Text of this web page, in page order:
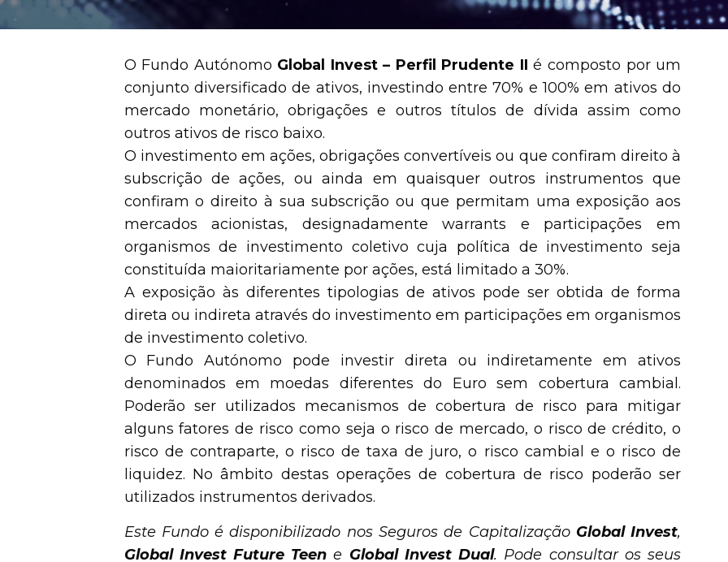
O Fundo Autónomo Global Invest – Perfil Prudente II é composto por um
conjunto diversificado de ativos, investindo entre 70% e 100% em ativos do
mercado monetário, obrigações e outros títulos de dívida assim como
outros ativos de risco baixo.
O investimento em ações, obrigações convertíveis ou que confiram direito à
subscrição de ações, ou ainda em quaisquer outros instrumentos que
confiram o direito à sua subscrição ou que permitam uma exposição aos
mercados acionistas, designadamente warrants e participações em
organismos de investimento coletivo cuja política de investimento seja
constituída maioritariamente por ações, está limitado a 30%.
A exposição às diferentes tipologias de ativos pode ser obtida de forma
direta ou indireta através do investimento em participações em organismos
de investimento coletivo.
O Fundo Autónomo pode investir direta ou indiretamente em ativos
denominados em moedas diferentes do Euro sem cobertura cambial.
Poderão ser utilizados mecanismos de cobertura de risco para mitigar
alguns fatores de risco como seja o risco de mercado, o risco de crédito, o
risco de contraparte, o risco de taxa de juro, o risco cambial e o risco de
liquidez. No âmbito destas operações de cobertura de risco poderão ser
utilizados instrumentos derivados.
Este Fundo é disponibilizado nos Seguros de Capitalização Global Invest,
Global Invest Future Teen e Global Invest Dual. Pode consultar os seus